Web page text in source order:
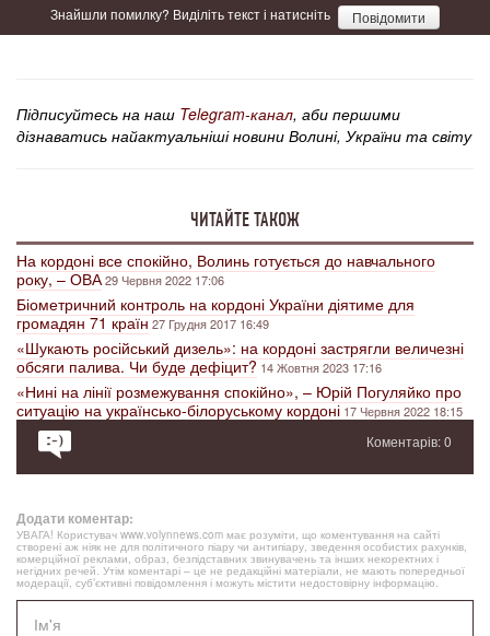
Знайшли помилку? Виділіть текст і натисніть Повідомити
Підписуйтесь на наш Telegram-канал, аби першими
дізнаватись найактуальніші новини Волині, України та світу
ЧИТАЙТЕ ТАКОЖ
На кордоні все спокійно, Волинь готується до навчального
року, – ОВА29 Червня 2022 17:06
Біометричний контроль на кордоні України діятиме для
громадян 71 країн27 Грудня 2017 16:49
«Шукають російський дизель»: на кордоні застрягли величезні
обсяги палива. Чи буде дефіцит? 14 Жовтня 2023 17:16
«Нині на лінії розмежування спокійно», – Юрій Погуляйко про
ситуацію на українсько-білоруському кордоні 17 Червня 2022 18:15
Коментарів: 0
Додати коментар:
УВАГА! Користувач www.volynnews.com має розуміти, що коментування на сайті
створені аж ніяк не для політичного піару чи антипіару, зведення особистих рахунків,
комерційної реклами, образ, безпідставних звинувачень та інших некоректних і
негідних речей. Утім коментарі – це не редакційні матеріали, не мають попередньої
модерації, суб’єктивні повідомлення і можуть містити недостовірну інформацію.